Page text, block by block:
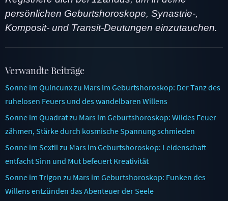
persönlichen Geburtshoroskope, Synastrie-,
Komposit- und Transit-Deutungen einzutauchen.
Verwandte Beiträge
Sonne im Quincunx zu Mars im Geburtshoroskop: Der Tanz des
ruhelosen Feuers und des wandelbaren Willens
Sonne im Quadrat zu Mars im Geburtshoroskop: Wildes Feuer
zähmen, Stärke durch kosmische Spannung schmieden
Sonne im Sextil zu Mars im Geburtshoroskop: Leidenschaft
entfacht Sinn und Mut befeuert Kreativität
Sonne im Trigon zu Mars im Geburtshoroskop: Funken des
Willens entzünden das Abenteuer der Seele